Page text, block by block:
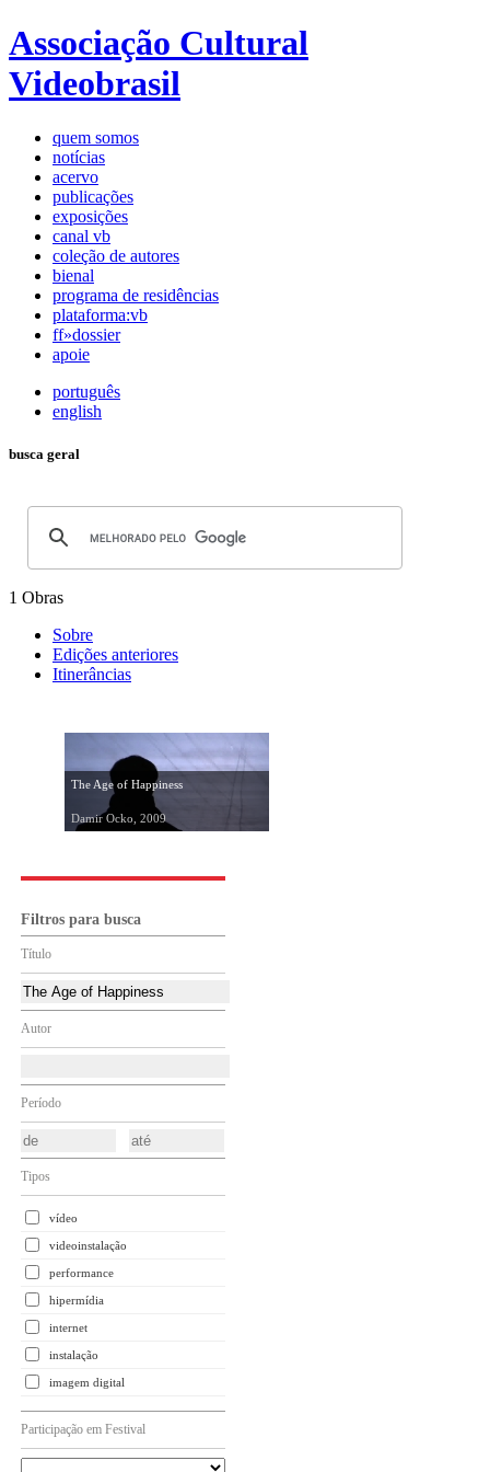
Associação Cultural
Videobrasil
quem somos
notícias
acervo
publicações
exposições
canal vb
coleção de autores
bienal
programa de residências
plataforma:vb
ff»dossier
apoie
português
english
busca geral
1 Obras
Sobre
Edições anteriores
Itinerâncias
The Age of Happiness
Damir Ocko, 2009
Filtros para busca
Título
Autor
Período
Tipos
vídeo
videoinstalação
performance
hipermídia
internet
instalação
imagem digital
Participação em Festival